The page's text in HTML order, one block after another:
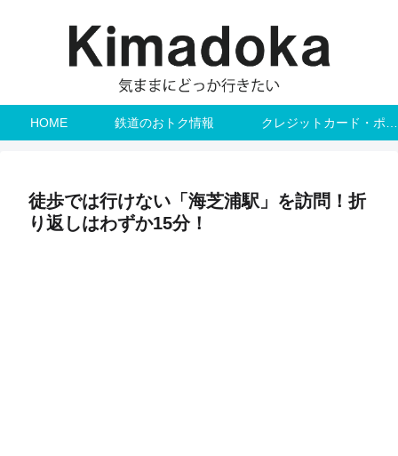
HOME 鉄道のおトク情報
徒歩では行けない「海芝浦駅」を訪問！折
り返しはわずか15分！